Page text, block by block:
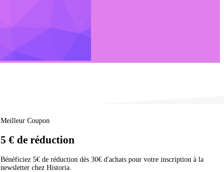
Meilleur Coupon
5 € de réduction
Bénéficiez 5€ de réduction dès 30€ d'achats pour votre inscription à la
newsletter chez Historia.